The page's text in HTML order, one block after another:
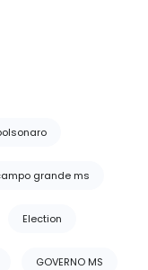
grande ms
Election
GOVERNO MS